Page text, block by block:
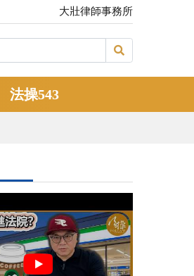
大壯律師事務所
法操543